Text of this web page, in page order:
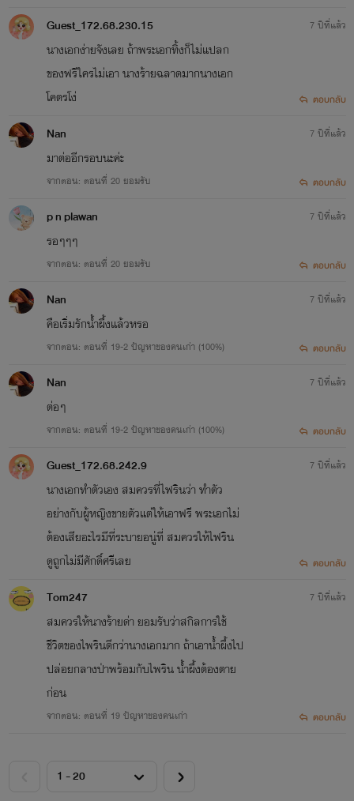
Guest_172.68.230.15
นางเอกง่ายจังเลย ถ้าพระเอกทิ้งก็ไม่แปลก
ของฟรีใครไม่เอา นางร้ายฉลาดมากนางเอก
โคตรโง่
7 ปีที่แล้ว
ตอบกลับ
Nan
มาต่ออีกรอบนะค่ะ
จากตอน: ตอนที่ 20 ยอมรับ
7 ปีที่แล้ว
ตอบกลับ
p n plawan
รอๆๆๆ
จากตอน: ตอนที่ 20 ยอมรับ
7 ปีที่แล้ว
ตอบกลับ
Nan
คือเริ่มรักน้ำผึ้งแล้วหรอ
จากตอน: ตอนที่ 19-2 ปัญหาของคนเก่า (100%)
7 ปีที่แล้ว
ตอบกลับ
Nan
ต่อๆ
จากตอน: ตอนที่ 19-2 ปัญหาของคนเก่า (100%)
7 ปีที่แล้ว
ตอบกลับ
Guest_172.68.242.9
นางเอกทำตัวเอง สมควรที่ไฟรินว่า ทำตัว
อย่างกับผู้หญิงขายตัวแต่ให้เอาฟรี พระเอกไม่
ต้องเสียอะไรมีที่ระบายอนู่ที่ สมควรให้ไฟริน
ดูถูกไม่มีศักดิ์ศรีเลย
7 ปีที่แล้ว
ตอบกลับ
Tom247
สมควรให้นางร้ายด่า ยอมรับว่าสกิลการใช้
ชีวิตของไพรินดีกว่านางเอกมาก ถ้าเอาน้ำผึ้งไป
ปล่อยกลางป่าพร้อมกับไพริน น้ำผึ้งต้องตาย
ก่อน
จากตอน: ตอนที่ 19 ปัญหาของคนเก่า
7 ปีที่แล้ว
ตอบกลับ